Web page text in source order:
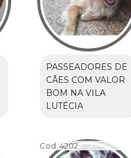
PASSEADORES DE
CÃES COM VALOR
BOM NA VILA
LUTÉCIA
Cod.:4202